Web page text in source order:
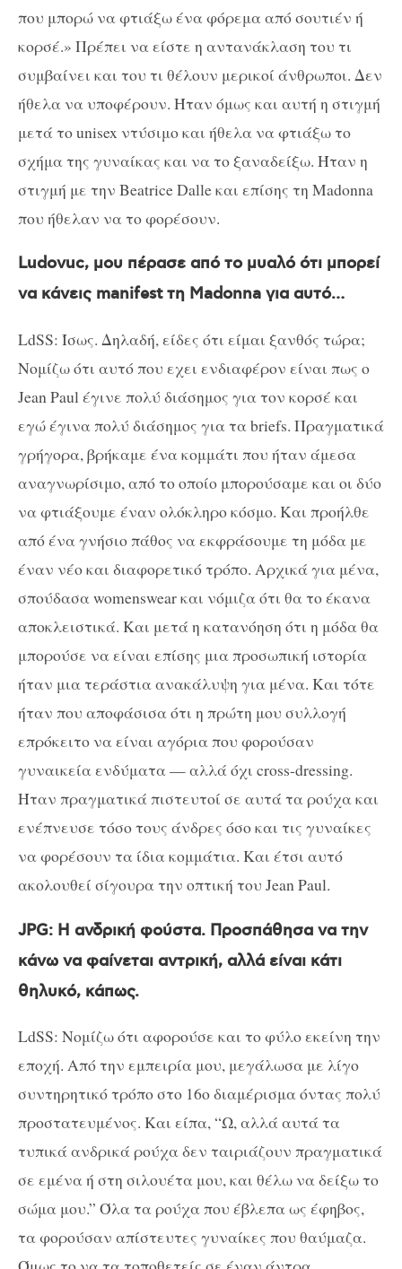
που μπορώ να φτιάξω ένα φόρεμα από σουτιέν ή
κορσέ.» Πρέπει να είστε η αντανάκλαση του τι
συμβαίνει και του τι θέλουν μερικοί άνθρωποι. Δεν
ήθελα να υποφέρουν. Ήταν όμως και αυτή η στιγμή
μετά το unisex ντύσιμο και ήθελα να φτιάξω το
σχήμα της γυναίκας και να το ξαναδείξω. Ήταν η
στιγμή με την Beatrice Dalle και επίσης τη Madonna
που ήθελαν να το φορέσουν.
Ludovuc, μου πέρασε από το μυαλό ότι μπορεί
να κάνεις manifest τη Madonna για αυτό…
LdSS: Ίσως. Δηλαδή, είδες ότι είμαι ξανθός τώρα;
Νομίζω ότι αυτό που εχει ενδιαφέρον είναι πως ο
Jean Paul έγινε πολύ διάσημος για τον κορσέ και
εγώ έγινα πολύ διάσημος για τα briefs. Πραγματικά
γρήγορα, βρήκαμε ένα κομμάτι που ήταν άμεσα
αναγνωρίσιμο, από το οποίο μπορούσαμε και οι δύο
να φτιάξουμε έναν ολόκληρο κόσμο. Και προήλθε
από ένα γνήσιο πάθος να εκφράσουμε τη μόδα με
έναν νέο και διαφορετικό τρόπο. Αρχικά για μένα,
σπούδασα womenswear και νόμιζα ότι θα το έκανα
αποκλειστικά. Και μετά η κατανόηση ότι η μόδα θα
μπορούσε να είναι επίσης μια προσωπική ιστορία
ήταν μια τεράστια ανακάλυψη για μένα. Και τότε
ήταν που αποφάσισα ότι η πρώτη μου συλλογή
επρόκειτο να είναι αγόρια που φορούσαν
γυναικεία ενδύματα — αλλά όχι cross-dressing.
Ήταν πραγματικά πιστευτοί σε αυτά τα ρούχα και
ενέπνευσε τόσο τους άνδρες όσο και τις γυναίκες
να φορέσουν τα ίδια κομμάτια. Και έτσι αυτό
ακολουθεί σίγουρα την οπτική του Jean Paul.
JPG: Η ανδρική φούστα. Προσπάθησα να την
κάνω να φαίνεται αντρική, αλλά είναι κάτι
θηλυκό, κάπως.
LdSS: Νομίζω ότι αφορούσε και το φύλο εκείνη την
εποχή. Από την εμπειρία μου, μεγάλωσα με λίγο
συντηρητικό τρόπο στο 16ο διαμέρισμα όντας πολύ
προστατευμένος. Και είπα, “Ω, αλλά αυτά τα
τυπικά ανδρικά ρούχα δεν ταιριάζουν πραγματικά
σε εμένα ή στη σιλουέτα μου, και θέλω να δείξω το
σώμα μου.” Όλα τα ρούχα που έβλεπα ως έφηβος,
τα φορούσαν απίστευτες γυναίκες που θαύμαζα.